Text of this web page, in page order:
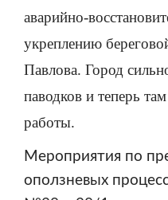
аварийно-
укреплению
Павлова. Город
паводков и теперь
работы.
Мероприятия по
оползневых